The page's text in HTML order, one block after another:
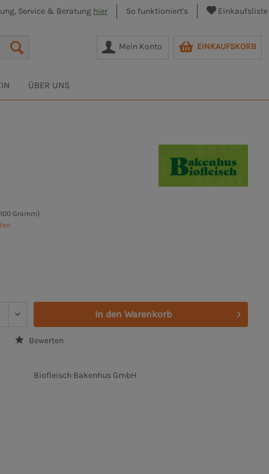
Service & Beratung hier So funktioniert's Einkaufsliste
Mein Konto EINKAUFSKORB
ÜBER UNS
Gramm)
In den Warenkorb
Bewerten
Biofleisch Bakenhus GmbH